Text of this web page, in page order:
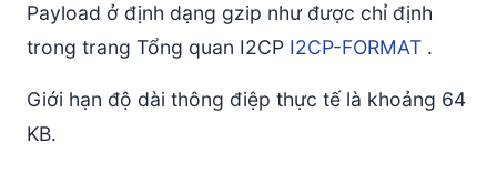
Payload ở định dạng gzip như được chỉ định
trong trang Tổng quan I2CP I2CP-FORMAT .
Giới hạn độ dài thông điệp thực tế là khoảng 64
KB.